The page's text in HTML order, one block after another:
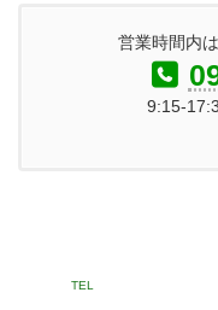
営業時間内
9:15-
Copyright © 【公式】ぶどう
TEL